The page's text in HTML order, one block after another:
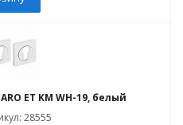
ET KM WH-19, белый
28555